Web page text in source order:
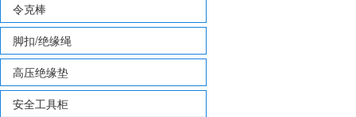
令克棒
脚扣/绝缘绳
高压绝缘垫
安全工具柜